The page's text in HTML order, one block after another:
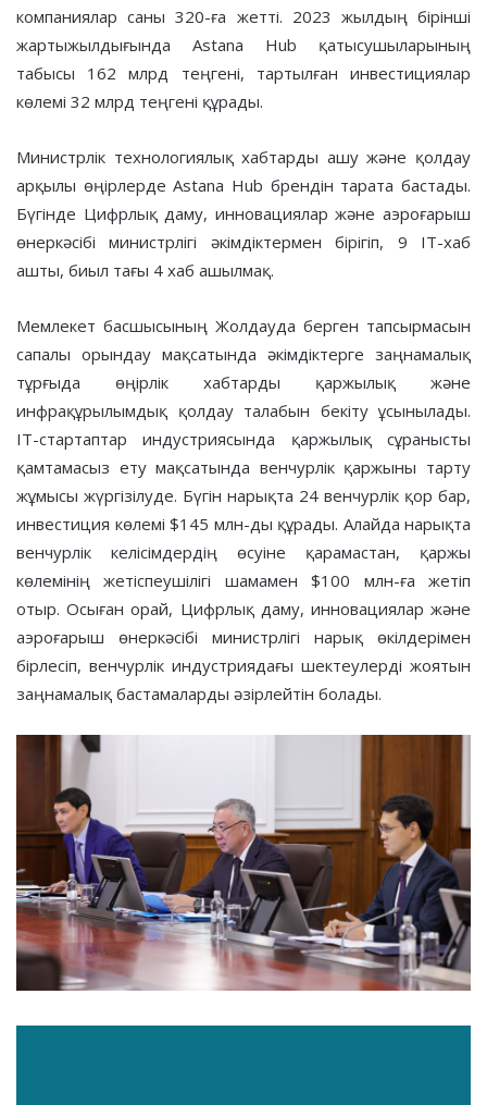
компаниялар саны 320-ға жетті. 2023 жылдың бірінші
жартыжылдығында Astana Hub қатысушыларының
табысы 162 млрд теңгені, тартылған инвестициялар
көлемі 32 млрд теңгені құрады.
Министрлік технологиялық хабтарды ашу және қолдау
арқылы өңірлерде Astana Hub брендін тарата бастады.
Бүгінде Цифрлық даму, инновациялар және аэроғарыш
өнеркәсібі министрлігі әкімдіктермен бірігіп, 9 IT-хаб
ашты, биыл тағы 4 хаб ашылмақ.
Мемлекет басшысының Жолдауда берген тапсырмасын
сапалы орындау мақсатында әкімдіктерге заңнамалық
тұрғыда өңірлік хабтарды қаржылық және
инфрақұрылымдық қолдау талабын бекіту ұсынылады.
IT-стартаптар индустриясында қаржылық сұранысты
қамтамасыз ету мақсатында венчурлік қаржыны тарту
жұмысы жүргізілуде. Бүгін нарықта 24 венчурлік қор бар,
инвестиция көлемі $145 млн-ды құрады. Алайда нарықта
венчурлік келісімдердің өсуіне қарамастан, қаржы
көлемінің жетіспеушілігі шамамен $100 млн-ға жетіп
отыр. Осыған орай, Цифрлық даму, инновациялар және
аэроғарыш өнеркәсібі министрлігі нарық өкілдерімен
бірлесіп, венчурлік индустриядағы шектеулерді жоятын
заңнамалық бастамаларды әзірлейтін болады.